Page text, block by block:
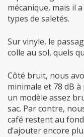
mécanique, mais il
types de saletés.
Sur vinyle, le
colle au sol, quels
Côté bruit, nous
minimale et 78 dB
un modèle assez
sac. Par contre,
café restent au
d’ajouter encore